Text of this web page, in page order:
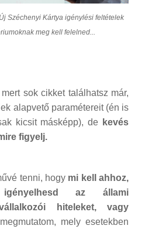
Széchenyi Kártya igénylési feltételek
meg kell felelned...
sok cikket találhatsz már,
alapvető paramétereit (én is
kicsit másképp), de kevés
figyelj.
tenni, hogy mi kell ahhoz,
az állami
hiteleket, vagy
mely esetekben